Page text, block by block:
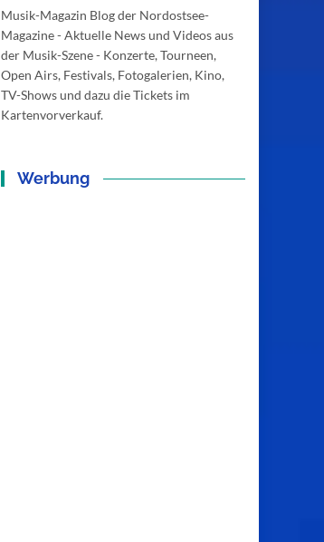
Musik-Magazin Blog der Nordostsee-
Magazine - Aktuelle News und Videos aus
der Musik-Szene - Konzerte, Tourneen,
Open Airs, Festivals, Fotogalerien, Kino,
TV-Shows und dazu die Tickets im
Kartenvorverkauf.
Werbung